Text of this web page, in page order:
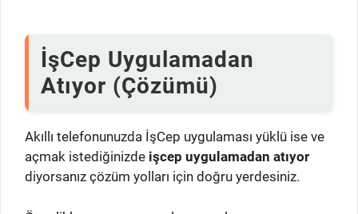
İşCep Uygulamadan
Atıyor (Çözümü)
Akıllı telefonunuzda İşCep uygulaması yüklü ise ve
açmak istediğinizde işcep uygulamadan atıyor
diyorsanız çözüm yolları için doğru yerdesiniz.